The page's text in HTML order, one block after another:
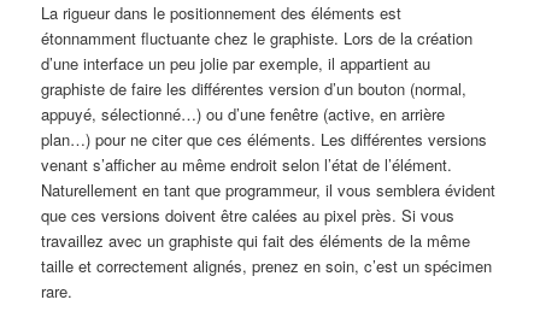
La rigueur dans le positionnement des éléments est
étonnamment fluctuante chez le graphiste. Lors de la création
d’une interface un peu jolie par exemple, il appartient au
graphiste de faire les différentes version d’un bouton (normal,
appuyé, sélectionné…) ou d’une fenêtre (active, en arrière
plan…) pour ne citer que ces éléments. Les différentes versions
venant s’afficher au même endroit selon l’état de l’élément.
Naturellement en tant que programmeur, il vous semblera évident
que ces versions doivent être calées au pixel près. Si vous
travaillez avec un graphiste qui fait des éléments de la même
taille et correctement alignés, prenez en soin, c’est un spécimen
rare.